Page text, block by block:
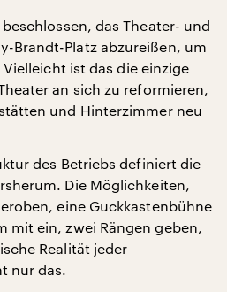
das Theater- und
Brandt-Platz abzureißen, um
ist das die einzige
an sich zu reformieren,
und Hinterzimmer neu
des Betriebs definiert die
Die Möglichkeiten,
eine Guckkastenbühne
mit ein, zwei Rängen geben,
Realität jeder
nur das.